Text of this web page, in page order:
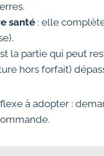
santé : elle
la partie qui peut
hors forfait)
à adopter :